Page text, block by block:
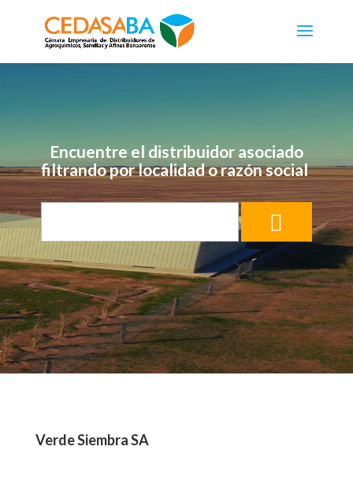
Encuentre el distribuidor asociado
filtrando por localidad o razón social
Verde Siembra SA